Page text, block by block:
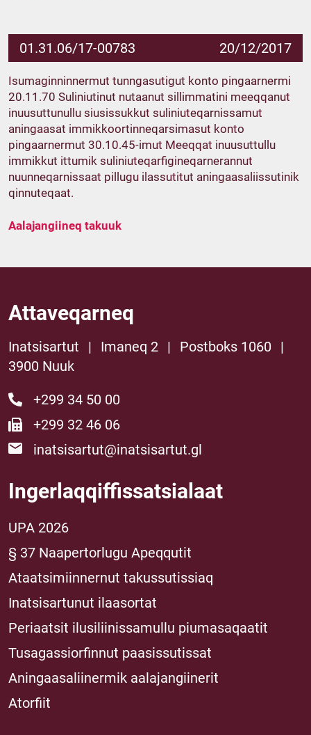
01.31.06/17-00783 20/12/2017
Isumaginninnermut tunngasutigut konto pingaarnermi
20.11.70 Suliniutinut nutaanut sillimmatini meeqqanut
inuusuttunullu siusissukkut suliniuteqarnissamut
aningaasat immikkoortinneqarsimasut konto
pingaarnermut 30.10.45-imut Meeqqat inuusuttullu
immikkut ittumik suliniuteqarfigineqarnerannut
nuunneqarnissaat pillugu ilassutitut aningaasaliissutinik
qinnuteqaat.
Aalajangiineq takuuk
Attaveqarneq
Inatsisartut | Imaneq 2 | Postboks 1060
|
3900 Nuuk
+299 34 50 00
+299 32 46 06
inatsisartut@inatsisartut.gl
Ingerlaqqiffissatsialaat
UPA 2026
§ 37 Naapertorlugu Apeqqutit
Ataatsimiinnernut takussutissiaq
Inatsisartunut ilaasortat
Periaatsit ilusiliinissamullu piumasaqaatit
Tusagassiorfinnut paasissutissat
Aningaasaliinermik aalajangiinerit
Atorfiit